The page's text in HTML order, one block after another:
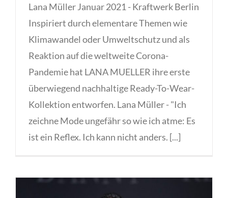
Lana Müller Januar 2021 - Kraftwerk Berlin
Inspiriert durch elementare Themen wie
Klimawandel oder Umweltschutz und als
Reaktion auf die weltweite Corona-
Pandemie hat LANA MUELLER ihre erste
überwiegend nachhaltige Ready-To-Wear-
Kollektion entworfen. Lana Müller - "Ich
zeichne Mode ungefähr so wie ich atme: Es
ist ein Reflex. Ich kann nicht anders. [...]